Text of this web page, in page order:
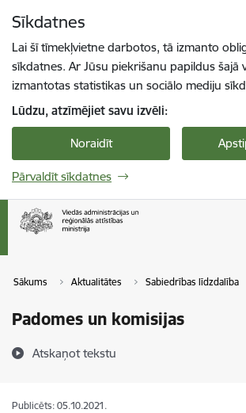
Sīkdatnes
Lai šī tīmekļvietne darbotos, tā izmanto
sīkdatnes. Ar Jūsu piekrišanu papildus šajā
izmantotas statistikas un sociālo mediju
Lūdzu, atzīmējiet savu izvēli:
Noraidīt
Pārvaldīt sīkdatnes
Sākums Aktualitātes Sabiedrības līdzdalība
Padomes un komisijas
Atskaņot tekstu
Publicēts: 05.10.2021.